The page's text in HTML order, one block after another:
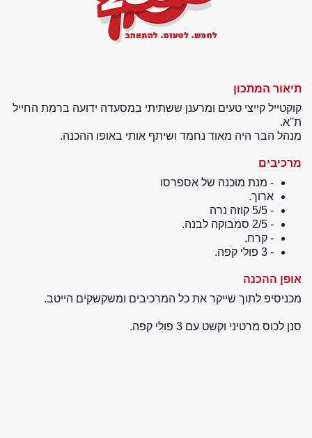
תיאור המתכון
קוקטייל קייצי טעים ומרענן ששתיתי במסעדה ידועה ברמת החייל
ת''א.
מנהל הבר היה מאוד נחמד ושיתף אותי באופו ההכנה.
מרכיבים
- מנת מוכנה של אספרסו
ארוך.
- 5/5 קוזה נרה
- 2/5 סמבוקה לבנה.
- קרח.
- 3 פולי קפה.
אופן ההכנה
מכניסיפ לתוך שייקר את כל המרכיבים ומשקשקים הייטב.
סנן לכוס מרטיני וקשט עם 3 פולי קפה.